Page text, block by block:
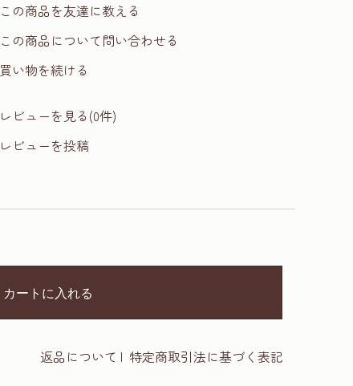
この商品を友達に教える
この商品について問い合わせる
買い物を続ける
レビューを見る(0件)
レビューを投稿
カートに入れる
返品について | 特定商取引法に基づく表記